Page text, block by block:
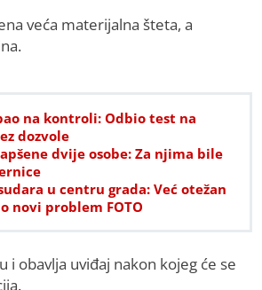
veća materijalna šteta, a
na kontroli: Odbio test na
dozvole
dvije osobe: Za njima bile
u centru grada: Već otežan
novi problem FOTO
i obavlja uviđaj nakon kojeg će se